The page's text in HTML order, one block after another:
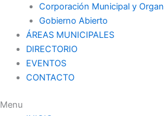
Corporación Municipal y
Gobierno Abierto
ÁREAS MUNICIPALES
DIRECTORIO
EVENTOS
CONTACTO
Menu